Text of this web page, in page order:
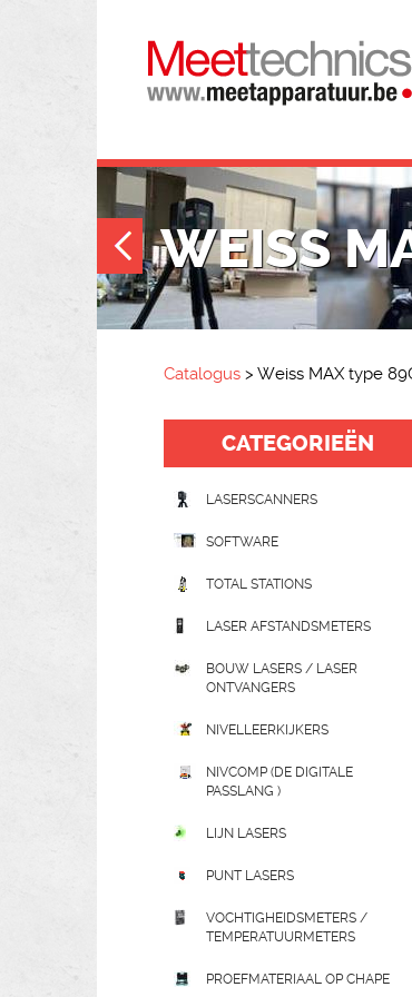
WEISS
Catalogus > Weiss MAX type
CATEGORIEËN
LASERSCANNERS
SOFTWARE
TOTAL STATIONS
LASER AFSTANDSMETERS
BOUW LASERS / LASER
ONTVANGERS
NIVELLEERKIJKERS
NIVCOMP (DE DIGITALE
PASSLANG )
LIJN LASERS
PUNT LASERS
VOCHTIGHEIDSMETERS /
TEMPERATUURMETERS
PROEFMATERIAAL OP CHAPE